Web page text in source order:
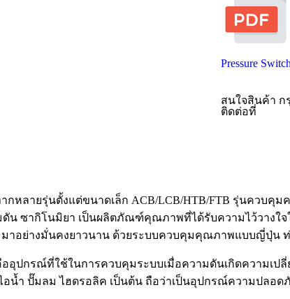
Pressure
สนใจสินค้า ก
ติดต่อที่
หลายรุ่นตั้งแต่ขนาดเล็ก ACB/LCB/HTB/FTB รุ่นควบคุ
ซากิโนมิยา เป็นผลิตภัณฑ์คุณภาพที่ได้รับความไว้วางใจ
าอย่างมั่นคงยาวนาน ด้วยระบบควบคุมคุณภาพแบบญี่ปุ่น
คืออุปกรณ์ที่ใช้ในการควบคุมระบบเมื่อความดันเกิดความเ
น้ำ ปั๊มลม ไฮดรอลิค เป็นต้น ถือว่าเป็นอุปกรณ์ความปลอด